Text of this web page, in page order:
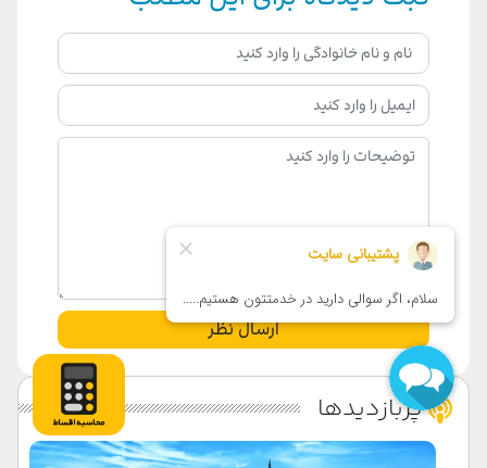
ارسال نظر
پربازدیدها